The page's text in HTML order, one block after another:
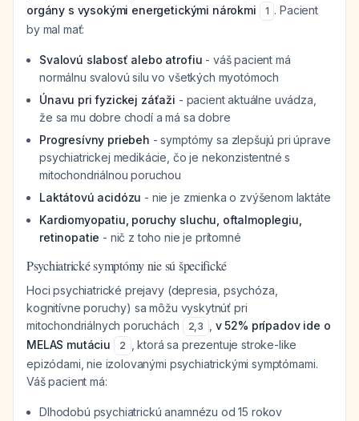
orgány s vysokými energetickými nárokmi
1 . Pacient
by mal mať:
Svalovú slabosť alebo atrofiu - váš pacient má
normálnu svalovú silu vo všetkých myotómoch
Únavu pri fyzickej záťaži - pacient aktuálne uvádza,
že sa mu dobre chodí a má sa dobre
Progresívny priebeh - symptómy sa zlepšujú pri úprave
psychiatrickej medikácie, čo je nekonzistentné s
mitochondriálnou poruchou
Laktátovú acidózu - nie je zmienka o zvýšenom laktáte
Kardiomyopatiu, poruchy sluchu, oftalmoplegiu,
retinopatie - nič z toho nie je prítomné
Psychiatrické symptómy nie sú špecifické
Hoci psychiatrické prejavy (depresia, psychóza,
kognitívne poruchy) sa môžu vyskytnúť pri
mitochondriálnych poruchách
2,3
v 52% prípadov ide o
MELAS mutáciu
2
, ktorá sa prezentuje stroke-like
epizódami, nie izolovanými psychiatrickými symptómami.
Váš pacient má:
Dlhodobú psychiatrickú anamnézu od 15 rokov